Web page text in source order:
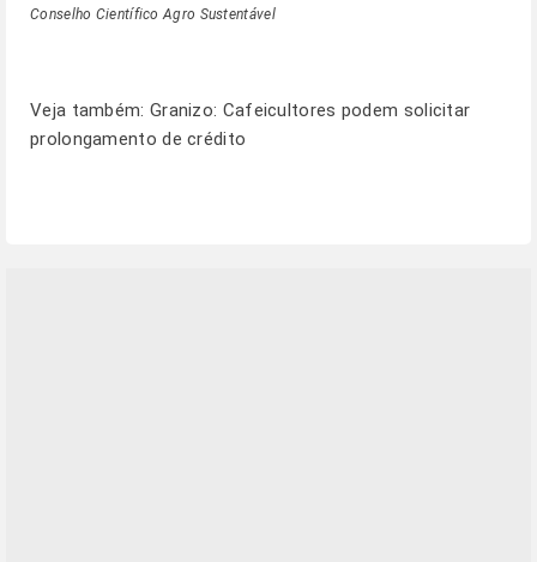
Conselho Científico Agro Sustentável
Veja também: Granizo: Cafeicultores podem solicitar
prolongamento de crédito